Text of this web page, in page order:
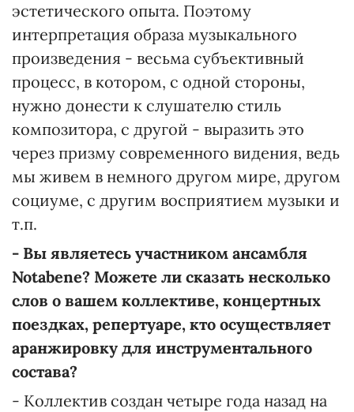
эстетического опыта. Поэтому
интерпретация образа музыкального
произведения - весьма субъективный
процесс, в котором, с одной стороны,
нужно донести к слушателю стиль
композитора, с другой - выразить это
через призму современного видения, ведь
мы живем в немного другом мире, другом
социуме, с другим восприятием музыки и
т.п.
- Вы являетесь участником ансамбля
Notabene? Можете ли сказать несколько
слов о вашем коллективе, концертных
поездках, репертуаре, кто осуществляет
аранжировку для инструментального
состава?
- Коллектив создан четыре года назад на